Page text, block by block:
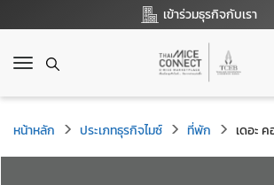
เข้าร่วมธุรกิจกับเรา
T
g
g
l
e
หน้าหลัก ประเภทธุรกิจไมซ์ ที่พัก เดอะ